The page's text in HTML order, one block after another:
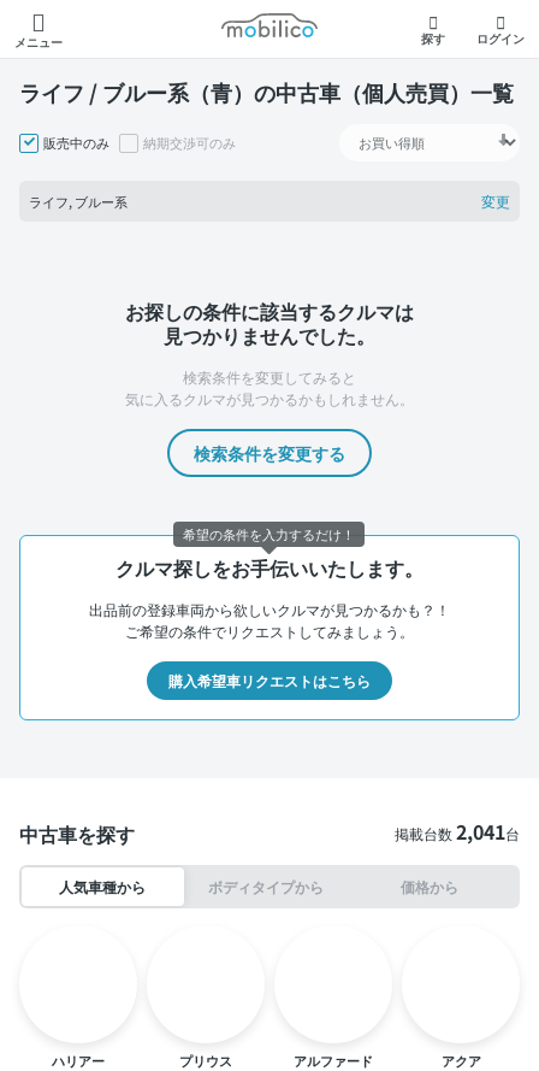
メニュー
モビリコ
探す ログイン
ライフ / ブルー系（青）の中古車（個人売買）一覧
販売中のみ 納期交渉可のみ
ライフ, ブルー系 変更
お探しの条件に該当するクルマは
見つかりませんでした。
検索条件を変更してみると
気に入るクルマが見つかるかもしれません。
検索条件を変更する
クルマ探しをお手伝いいたします。
出品前の登録車両から欲しいクルマが見つかるかも？！
ご希望の条件でリクエストしてみましょう。
購入希望車リクエストはこちら
中古車を探す 掲載台数2,041台
人気車種から ボディタイプから 価格から
ハリアー プリウス アルファード アクア
希望の条件を入力するだけ！